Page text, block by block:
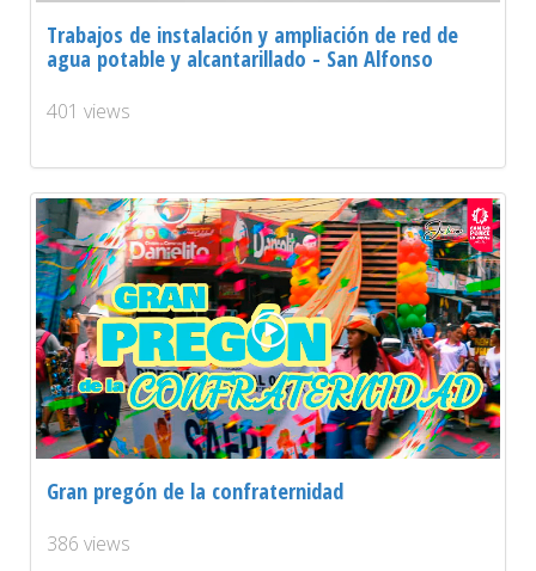
Trabajos de instalación y ampliación de red de
agua potable y alcantarillado - San Alfonso
401 views
Gran pregón de la confraternidad
386 views